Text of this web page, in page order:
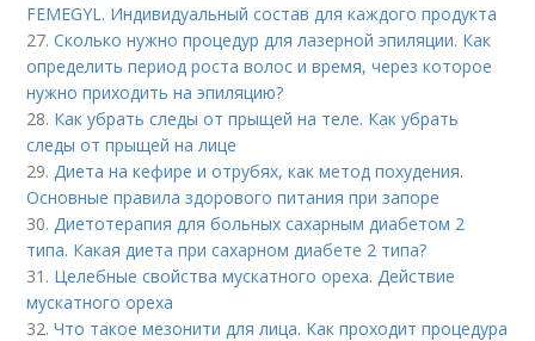
FEMEGYL. Индивидуальный состав для каждого продукта
27.Сколько нужно процедур для лазерной эпиляции. Как
определить период роста волос и время, через которое
нужно приходить на эпиляцию?
28. Как убрать следы от прыщей на теле. Как убрать
следы от прыщей на лице
29.Диета на кефире и отрубях, как метод похудения.
Основные правила здорового питания при запоре
30.Диетотерапия для больных сахарным диабетом 2
типа. Какая диета при сахарном диабете 2 типа?
31. Целебные свойства мускатного ореха. Действие
мускатного ореха
32.Что такое мезонити для лица. Как проходит процедура